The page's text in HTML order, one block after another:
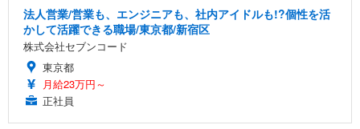
法人営業/営業も、エンジニアも、社内アイドルも!?個性を活
かして活躍できる職場/東京都/新宿区
株式会社セブンコード
東京都
月給23万円～
正社員